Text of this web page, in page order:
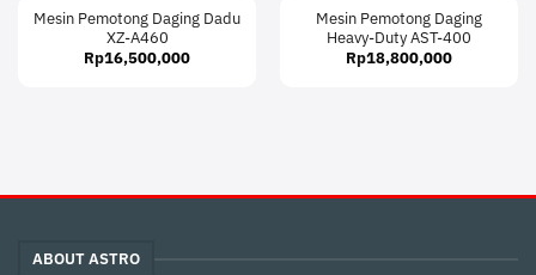
Mesin Pemotong Daging Dadu
XZ-A460
Rp16,500,000
Mesin Pemotong Daging
Heavy-Duty AST-400
Rp18,800,000
ABOUT ASTRO